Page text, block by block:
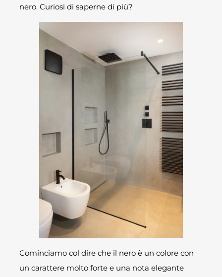
nero. Curiosi di saperne di più?
Cominciamo col dire che il nero è un colore con
un carattere molto forte e una nota elegante